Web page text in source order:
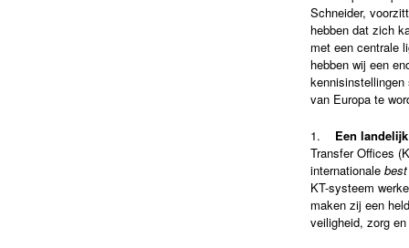
Schneider,
hebben dat zich
met een centrale
hebben wij een
van Europa te
1. Een
Transfer Offices
internationale
KT-systeem
maken zij een
veiligheid, zorg